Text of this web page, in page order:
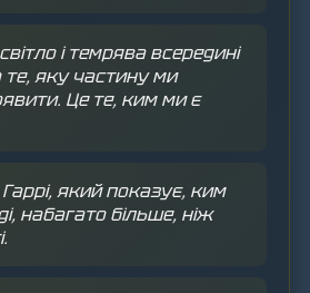
і темрява всередині
яку частину ми
Це те, ким ми є
який показує, ким
набагато більше, ніж